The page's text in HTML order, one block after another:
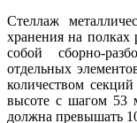
Стеллаж
хранения на полках
собой сборно-
отдельных
количеством
высоте с шагом 53
должна превышать